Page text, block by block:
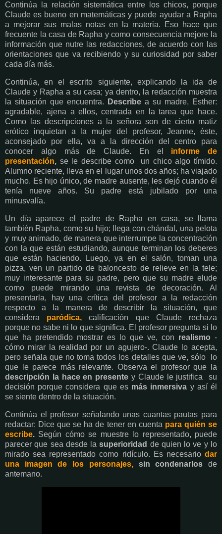
Continúa la relación sistemática entre los chicos, porque
Claude es bueno en matemáticas y puede ayudar a Rapha
a mejorar sus malas notas en la materia. Eso hace que
frecuente la casa de Rapha y como consecuencia mejore la
información que nutre las redacciones, de acuerdo con las
orientaciones que va recibiendo y su curiosidad por saber
cada día más.
Continúa, en el escrito siguiente, explicando la ida de
Claude y Rapha a su casa; ya dentro, la redacción muestra
la situación que encuentra.
Describe a su madre, Esther:
agradable, ajena a ellos, centrada en la tarea que hace.
Como las descripciones a la señora son de cierto matiz
erótico inquietan a la mujer del profesor, Jeanne, éste,
aconsejado por ella, va a la dirección del centro para
conocer algo más de Claude. En el informe de
presentación, se le describe como un chico algo tímido.
Alumno reciente, lleva en el lugar unos dos años; ha viajado
mucho. Es hijo único, de madre ausente, les dejó cuando él
tenía nueve años. Su padre está jubilado por una
minusvalía.
Un día aparece el padre de Rapha en casa, se llama
también Rapha, como su hijo; llega con chándal, una pelota
y muy animado, de manera que interrumpe la concentración
con la que están estudiando, aunque terminan los deberes
que están haciendo. Luego, ya en el salón, toman una
pizza, ven un partido de baloncesto de relieve en la tele;
muy interesante para su padre, pero que su madre elude
como puede mirando una revista de decoración. Al
presentarla, hay una crítica del profesor a la redacción
respecto a la manera de describir la situación, que
considera paródica, calificación que Claude rechaza
porque no sabe ni lo que significa. El profesor pregunta si lo
que ha pretendido mostrar es lo que ve, con realismo -
cómo mirar la realidad por un agujero-. Claude lo acepta,
pero señala que no toma todos los detalles que ve, sólo lo
que le parece más relevante. Observa el profesor que la
descripción la hace en presente y Claude le justifica su
decisión porque considera que es más inmersiva y así él
se siente dentro de la situación.
Continúa el profesor señalando unas cuantas pautas para
redactar: Dice que se ha de tener en cuenta para quién se
escribe. Según cómo se muestre lo representado, puede
parecer que sea desde lasuperioridad de quien lo ve y lo
mirado sea representado como ridículo. Es necesario dar
una imagen de los personajes,sin condenarlos de
antemano.